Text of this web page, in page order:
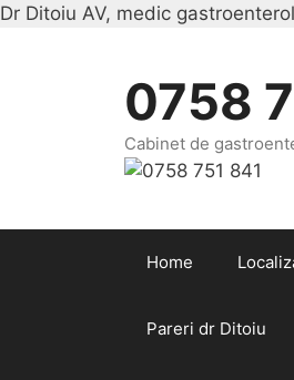
Dr Ditoiu AV, medic
0758
Cabinet de
Home
Pareri dr Ditoiu